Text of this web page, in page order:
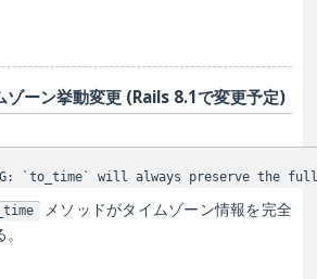
ーン挙動変更 (Rails 8.1で変更予定)
`to_time` will always preserve
メソッドがタイムゾーン情報を完全